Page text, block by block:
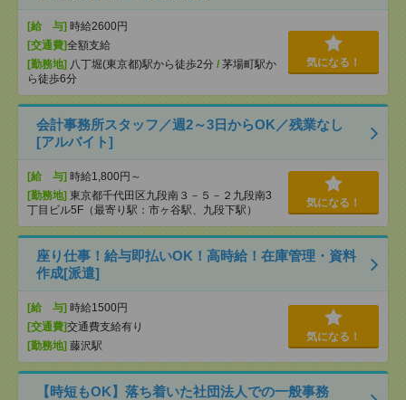
[給 与] 時給2600円
[交通費]全額支給
[勤務地] 八丁堀(東京都)駅から徒歩2分 / 茅場町駅か
ら徒歩6分
気になる！
会計事務所スタッフ／週2～3日からOK／残業なし
[アルバイト]
[給 与] 時給1,800円～
[勤務地] 東京都千代田区九段南３－５－２九段南3
丁目ビル5F（最寄り駅：市ヶ谷駅、九段下駅）
気になる！
座り仕事！給与即払いOK！高時給！在庫管理・資料
作成[派遣]
[給 与] 時給1500円
[交通費]交通費支給有り
[勤務地] 藤沢駅
気になる！
【時短もOK】落ち着いた社団法人での一般事務